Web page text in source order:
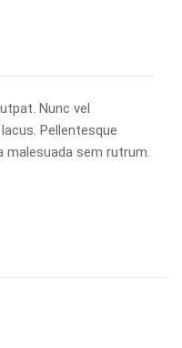
Nunc vel
Pellentesque
sem rutrum.